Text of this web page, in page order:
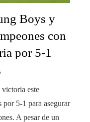
Boys y
con
por 5-1
este
5-1 para asegurar
A pesar de un